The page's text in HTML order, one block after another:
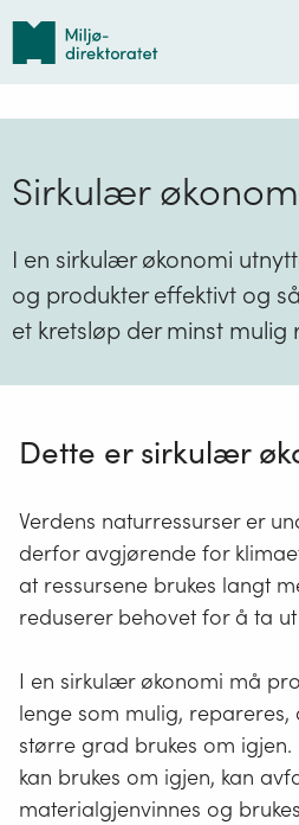
Tilbake
forsiden
Sirkulær
I en sirkulær økonomi
og produkter effektivt og
et kretsløp der minst mulig
Dette er sirkulær
Verdens naturressurser er
derfor avgjørende for
at ressursene brukes langt
reduserer behovet for å ta
I en sirkulær økonomi må
lenge som mulig,
større grad brukes om igjen.
kan brukes om igjen, kan
materialgjenvinnes og